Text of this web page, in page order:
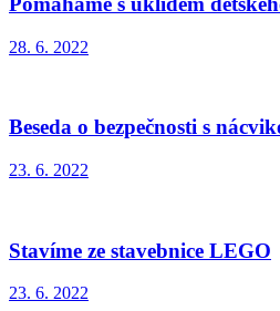
28. 6. 2022
Beseda o bezpečnosti s
23. 6. 2022
Stavíme ze stavebnice LEGO
23. 6. 2022